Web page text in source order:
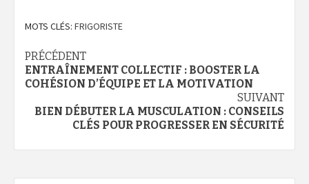
MOTS CLÉS: FRIGORISTE
Navigation
d’article
PRÉCÉDENT
ENTRAÎNEMENT COLLECTIF : BOOSTER LA
COHÉSION D’ÉQUIPE ET LA MOTIVATION
SUIVANT
BIEN DÉBUTER LA MUSCULATION : CONSEILS
CLÉS POUR PROGRESSER EN SÉCURITÉ